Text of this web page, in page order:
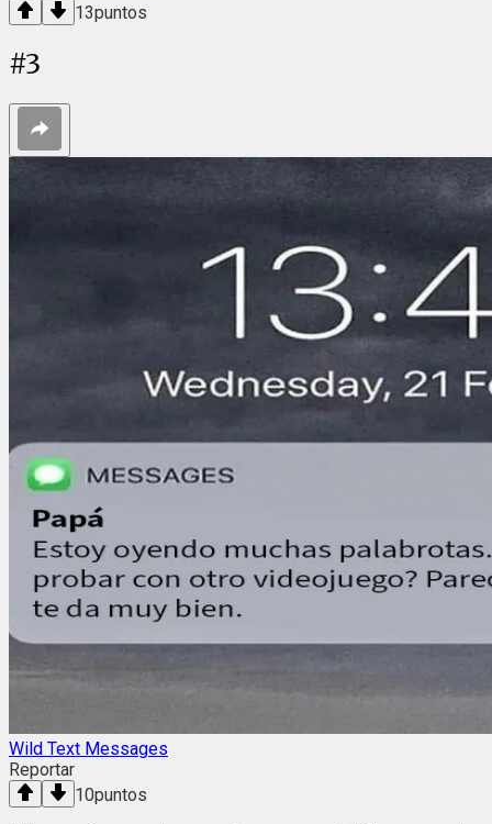
13puntos
#3
Wild Text Messages
Reportar
10puntos